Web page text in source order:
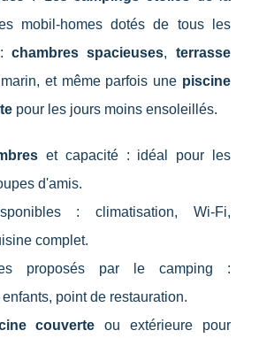
mobil-homes dotés de tous les
:chambres spacieuses, terrasse
et même parfois une piscine
pour les jours moins ensoleillés.
et capacité : idéal pour les
d'amis.
: climatisation, Wi-Fi,
complet.
proposés par le camping :
point de restauration.
couverte ou extérieure pour